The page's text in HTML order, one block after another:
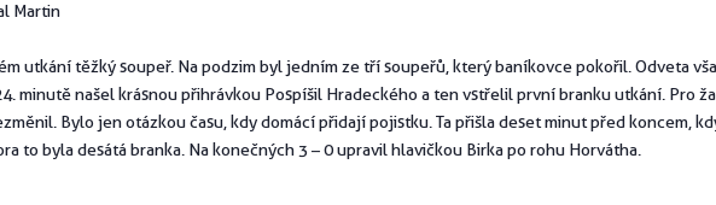
Martin
utkání těžký soupeř. Na podzim byl jedním ze tří soupeřů, který baníkovce pokořil. Odveta
minutě našel krásnou přihrávkou Pospíšil Hradeckého a ten vstřelil první branku utkání. Pro
Bylo jen otázkou času, kdy domácí přidají pojistku. Ta přišla deset minut před koncem,
to byla desátá branka. Na konečných 3 – 0 upravil hlavičkou Birka po rohu Horvátha.